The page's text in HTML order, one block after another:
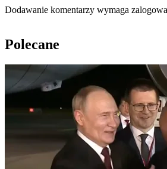
Dodawanie komentarzy wymaga
Polecane